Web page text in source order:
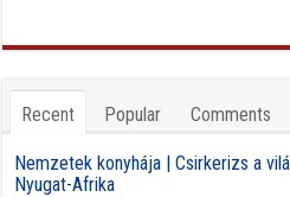
Recent Popular Comments
Nemzetek konyhája | Csirkerizs a
Nyugat-Afrika